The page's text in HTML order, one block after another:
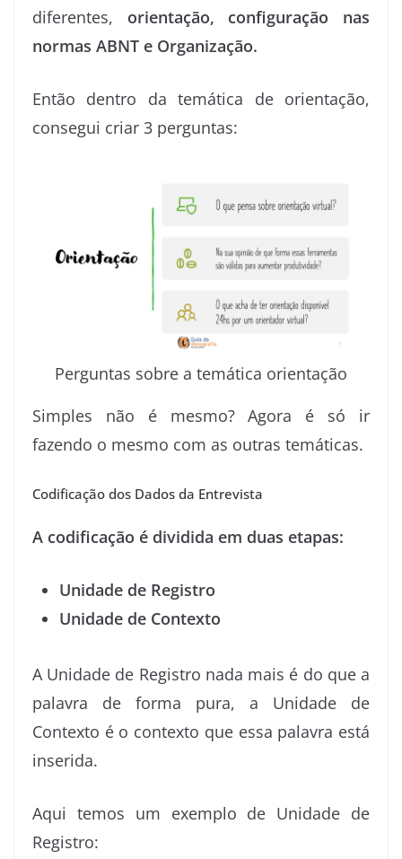
diferentes, orientação, configuração nas
normas ABNT e Organização.
Então dentro da temática de orientação,
consegui criar 3 perguntas:
Perguntas sobre a temática orientação
Simples não é mesmo? Agora é só ir
fazendo o mesmo com as outras temáticas.
Codificação dos Dados da Entrevista
A codificação é dividida em duas etapas:
Unidade de Registro
Unidade de Contexto
A Unidade de Registro nada mais é do que a
palavra de forma pura, a Unidade de
Contexto é o contexto que essa palavra está
inserida.
Aqui temos um exemplo de Unidade de
Registro: